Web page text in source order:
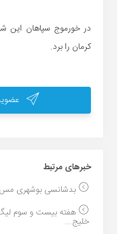
کرمان را برد.
خبر‌های مرتبط
بدشانسی بوشهری مس
خلیج...